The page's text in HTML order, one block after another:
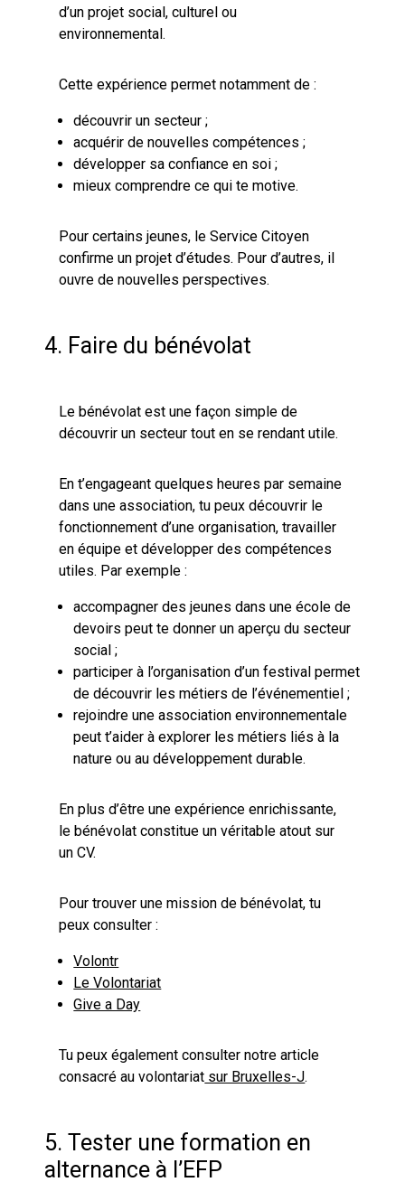
d’un projet social, culturel ou
environnemental.
Cette expérience permet notamment de :
découvrir un secteur ;
acquérir de nouvelles compétences ;
développer sa confiance en soi ;
mieux comprendre ce qui te motive.
Pour certains jeunes, le Service Citoyen
confirme un projet d’études. Pour d’autres, il
ouvre de nouvelles perspectives.
4. Faire du bénévolat
Le bénévolat est une façon simple de
découvrir un secteur tout en se rendant utile.
En t’engageant quelques heures par semaine
dans une association, tu peux découvrir le
fonctionnement d’une organisation, travailler
en équipe et développer des compétences
utiles. Par exemple :
accompagner des jeunes dans une école de
devoirs peut te donner un aperçu du secteur
social ;
participer à l’organisation d’un festival permet
de découvrir les métiers de l’événementiel ;
rejoindre une association environnementale
peut t’aider à explorer les métiers liés à la
nature ou au développement durable.
En plus d’être une expérience enrichissante,
le bénévolat constitue un véritable atout sur
un CV.
Pour trouver une mission de bénévolat, tu
peux consulter :
Volontr
Le Volontariat
Give a Day
Tu peux également consulter notre article
consacré au volontariat sur Bruxelles-J.
5. Tester une formation en
alternance à l’EFP